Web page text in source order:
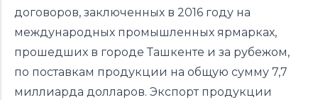
договоров, заключенных в 2016 году на
международных промышленных ярмарках,
прошедших в городе Ташкенте и за рубежом,
по поставкам продукции на общую сумму 7,7
миллиарда долларов. Экспорт продукции